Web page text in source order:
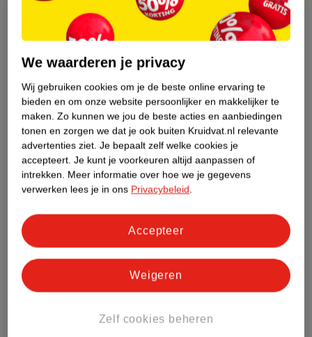
Over dit product
Productinformatie
Etiketinformatie
Nature Impact Score
Dit product heeft (nog) geen Nature
Impact Score.
Meer informatie
Bestel & Bezorginformatie
Bekijk ook
Alle Babyshampoo
We waarderen je privacy
Wij gebruiken cookies om je de beste online ervaring te
bieden en om onze website persoonlijker en makkelijker te
maken. Zo kunnen we jou de beste acties en aanbiedingen
tonen en zorgen we dat je ook buiten Kruidvat.nl relevante
advertenties ziet. Je bepaalt zelf welke cookies je
accepteert. Je kunt je voorkeuren altijd aanpassen of
intrekken. Meer informatie over hoe we je gegevens
verwerken lees je in ons Privacybeleid.
Zelf cookies beheren
Weigeren
Accepteer